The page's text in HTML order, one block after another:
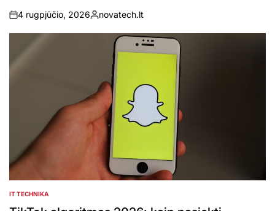
on
4 rugpjūčio, 2026
Posted
by
novatech.lt
POSTED
IN
IT TECHNIKA